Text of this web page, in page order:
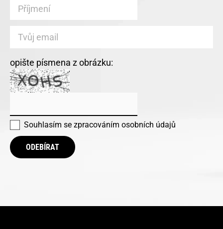
opište písmena z obrázku:
Souhlasím se zpracováním osobních údajů
ODEBÍRAT